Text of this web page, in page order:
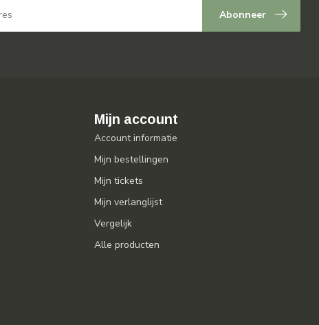
Abonneer
Mijn account
Account informatie
Mijn bestellingen
Mijn tickets
Mijn verlanglijst
Vergelijk
Alle producten